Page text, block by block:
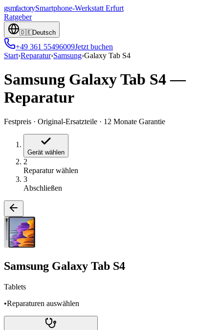
gsmfactorySmartphone-Werkstatt Erfurt
Ratgeber
🇩🇪Deutsch
+49 361 55496009Jetzt buchen
Start›Reparatur›Samsung›Galaxy Tab S4
Samsung Galaxy Tab S4—
Reparatur
Festpreis · Original-Ersatzteile · 12 Monate Garantie
Gerät wählen
2
Reparatur wählen
3
Abschließen
Samsung Galaxy Tab S4
Tablets
•Reparaturen auswählen